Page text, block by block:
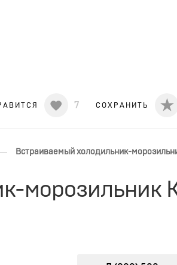
СОХРАНИТЬ
7
Встраиваемый холодильник-
морозильник